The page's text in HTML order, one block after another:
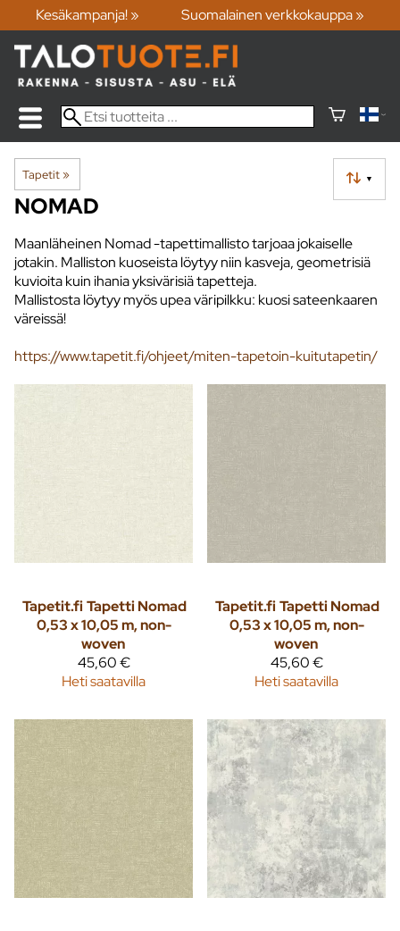
Kesäkampanja! » Suomalainen verkkokauppa »
Tapetit‪» ▼
NOMAD
Maanläheinen Nomad -tapettimallisto tarjoaa jokaiselle
jotakin. Malliston kuoseista löytyy niin kasveja, geometrisiä
kuvioita kuin ihania yksivärisiä tapetteja.
Mallistosta löytyy myös upea väripilkku: kuosi sateenkaaren
väreissä!
https://www.tapetit.fi/ohjeet/miten-tapetoin-kuitutapetin/
Tapetit.fiTapetti Nomad
0,53 x 10,05 m, non-
woven
45,60 €
Heti saatavilla
Tapetit.fiTapetti Nomad
0,53 x 10,05 m, non-
woven
45,60 €
Heti saatavilla